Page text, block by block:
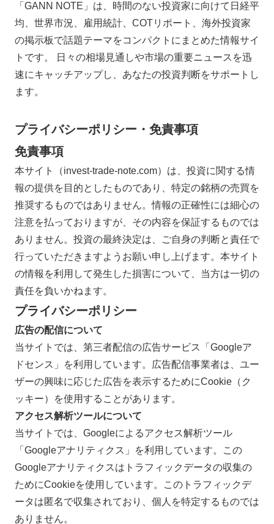
「GANN NOTE」は、時間のない投資家に向けて日経平
均、世界市況、雇用統計、COTリポート、海外投資家
の掲示板で話題テーマをコンパクトにまとめた情報サイ
トです。 日々の相場見通しや市場の重要ニュースを迅
速にキャッチアップし、あなたの投資判断をサポートし
ます。
プライバシーポリシー・免責事項
免責事項
本サイト（invest-trade-note.com）は、投資に関する情
報の提供を目的としたものであり、特定の銘柄の売買を
推奨するものではありません。情報の正確性には細心の
注意を払っておりますが、その内容を保証するものでは
ありません。投資の最終決定は、ご自身の判断と責任で
行っていただきますようお願い申し上げます。本サイト
の情報を利用して発生した損害について、当方は一切の
責任を負いかねます。
プライバシーポリシー
広告の配信について
当サイトでは、第三者配信の広告サービス「Googleア
ドセンス」を利用しています。広告配信事業者は、ユー
ザーの興味に応じた広告を表示するためにCookie（ク
ッキー）を使用することがあります。
アクセス解析ツールについて
当サイトでは、Googleによるアクセス解析ツール
「Googleアナリティクス」を利用しています。この
Googleアナリティクスはトラフィックデータの収集の
ためにCookieを使用しています。このトラフィックデ
ータは匿名で収集されており、個人を特定するものでは
ありません。